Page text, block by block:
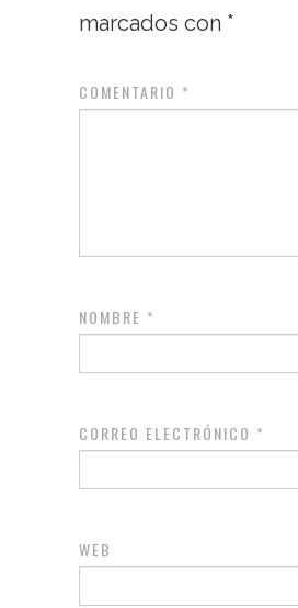
marcados con *
COMENTARIO *
NOMBRE *
CORREO ELECTRÓNICO *
WEB